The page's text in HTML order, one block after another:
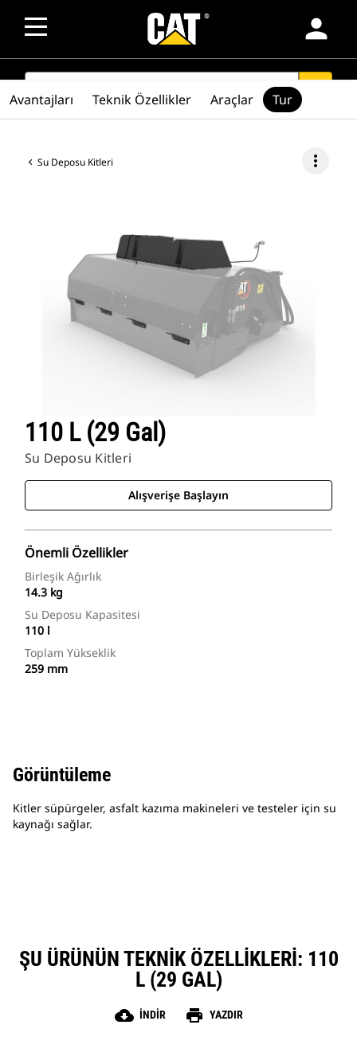
person
SEARCH
Su Deposu Kitleri more_vert
110 L (29 Gal)
Su Deposu Kitleri
Alışverişe Başlayın
Önemli Özellikler
Birleşik Ağırlık
14.3 kg
Su Deposu Kapasitesi
110 l
Toplam Yükseklik
259 mm
Avantajları Teknik Özellikler Araçlar Tur
Görüntüleme
Kitler süpürgeler, asfalt kazıma makineleri ve testeler için su
kaynağı sağlar.
ŞU ÜRÜNÜN TEKNIK ÖZELLIKLERI: 110
L (29 GAL)
cloud_download İNDIR print YAZDIR